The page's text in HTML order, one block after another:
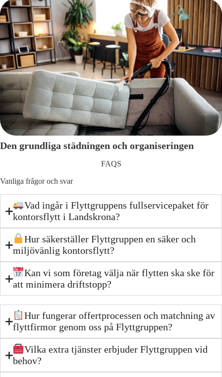
Den grundliga städningen och organiseringen
FAQS
Vanliga frågor och svar
Vad ingår i Flyttgruppens fullservicepaket för
kontorsflytt i Landskrona?
Hur säkerställer Flyttgruppen en säker och
miljövänlig kontorsflytt?
Kan vi som företag välja när flytten ska ske för
att minimera driftstopp?
Hur fungerar offertprocessen och matchning av
flyttfirmor genom oss på Flyttgruppen?
Vilka extra tjänster erbjuder Flyttgruppen vid
behov?